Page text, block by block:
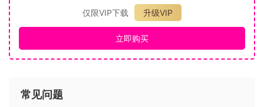
剧情：科隆人的传奇之旅
七百年的和平与繁荣后，银河帝国在一夜之间土崩瓦解。智能
机械，这种无所不能、忠实服务于人类的机械，不知为何突然
仅限VIP下载
升级VIP
立即购买
常见问题